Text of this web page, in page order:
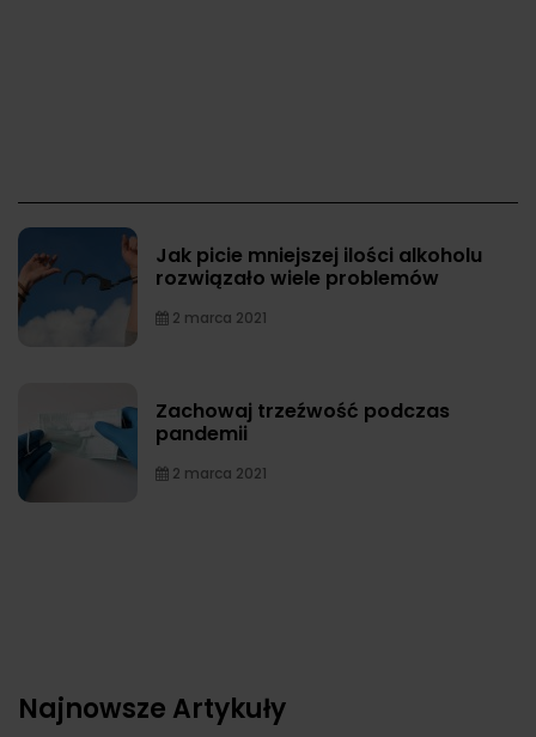
Jak picie mniejszej ilości alkoholu
rozwiązało wiele problemów
2 marca 2021
Zachowaj trzeźwość podczas
pandemii
2 marca 2021
Najnowsze Artykuły